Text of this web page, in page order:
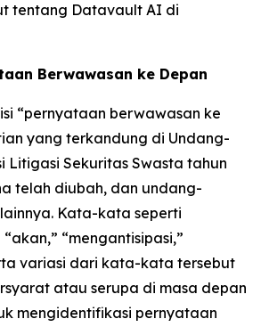
tentang Datavault AI di
Berwawasan ke Depan
“pernyataan berwawasan ke
yang terkandung di Undang-
Litigasi Sekuritas Swasta tahun
telah diubah, dan undang-
Kata-kata seperti
“mengantisipasi,”
variasi dari kata-kata tersebut
atau serupa di masa depan
mengidentifikasi pernyataan